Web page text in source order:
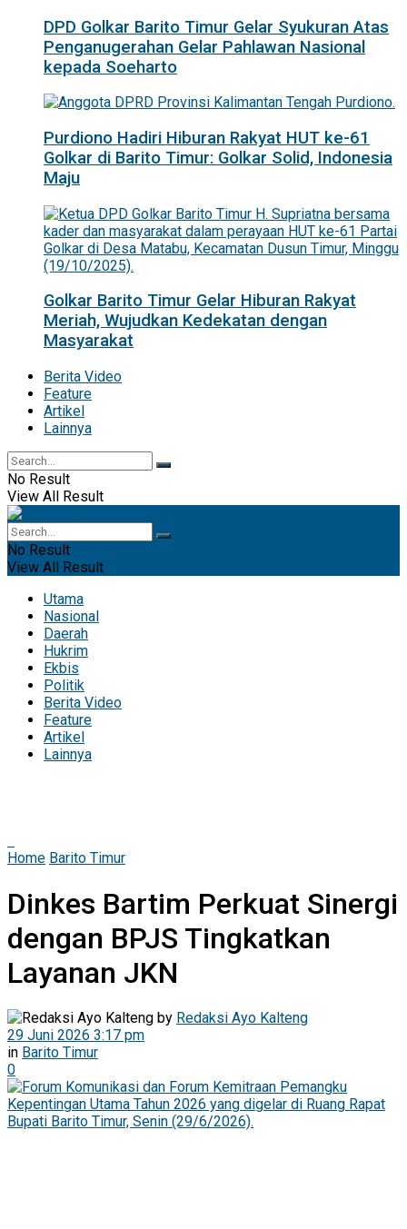
DPD Golkar Barito Timur Gelar Syukuran Atas
Penganugerahan Gelar Pahlawan Nasional
kepada Soeharto
Purdiono Hadiri Hiburan Rakyat HUT ke-61
Golkar di Barito Timur: Golkar Solid, Indonesia
Maju
Golkar Barito Timur Gelar Hiburan Rakyat
Meriah, Wujudkan Kedekatan dengan
Masyarakat
Berita Video
Feature
Artikel
Lainnya
No Result
View All Result
No Result
View All Result
Utama
Nasional
Daerah
Hukrim
Ekbis
Politik
Berita Video
Feature
Artikel
Lainnya
Home Barito Timur
Dinkes Bartim Perkuat Sinergi
dengan BPJS Tingkatkan
Layanan JKN
by Redaksi Ayo Kalteng
29 Juni 2026 3:17 pm
in Barito Timur
0